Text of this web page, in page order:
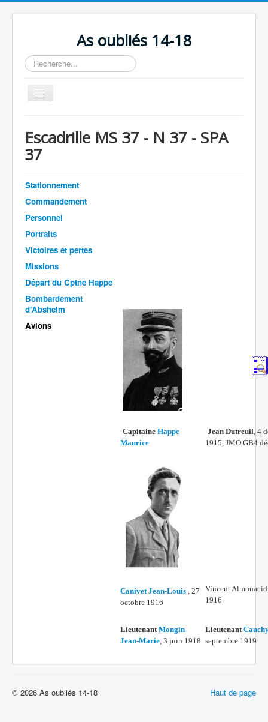
As oubliés 14-18
Rechercher
Basculer
la
Chronologie
Escadrilles
Organisation
Avions
Personnels
Formation
Doctrines
Batailles
Les As
Cahiers des As
Escadrille MS 37 - N 37 - SPA
37
Stationnement
Commandement
Personnel
Portraits
Victoires et pertes
Missions
Départ du Cptne Happe
Bombardement
d'Absheim
Avions
Capitaine Happe
Maurice
Jean Dutreuil , 4
1 915, JMO GB4
Canivet Jean-Louis , 27
octobre 1916
Vincent Almonacid
1916
Lieutenant Mongin
Jean-Marie , 3 juin 1918
Lieutenant
septembre 1919
Haut de page
© 2026 As oubliés 14-18